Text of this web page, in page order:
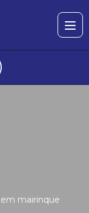
mairinque